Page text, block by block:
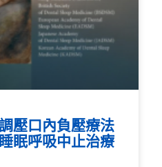
壓口內負壓療法
眠呼吸中止治療